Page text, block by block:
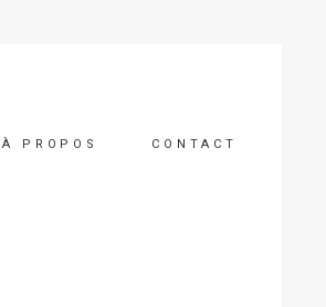
À PROPOS CONTACT